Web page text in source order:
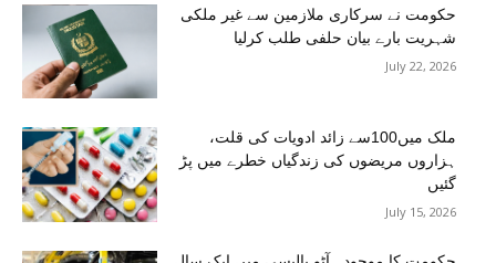
حکومت نے سرکاری ملازمین سے غیر ملکی
شہریت بارے بیان حلفی طلب کرلیا
July 22, 2026
ملک میں100سے زائد ادویات کی قلت،
ہزاروں مریضوں کی زندگیاں خطرے میں پڑ
گئیں
July 15, 2026